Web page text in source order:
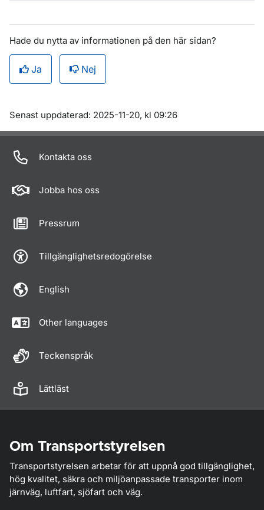
Hade du nytta av informationen på den här sidan?
Ja Nej
Om sidan
Senast uppdaterad: 2025-11-20, kl 09:26
Kontakta oss
Jobba hos oss
Pressrum
Tillgänglighetsredogörelse
English
Other languages
Teckenspråk
Lättläst
Om Transportstyrelsen
Transportstyrelsen arbetar för att uppnå god tillgänglighet,
hög kvalitet, säkra och miljöanpassade transporter inom
järnväg, luftfart, sjöfart och väg.